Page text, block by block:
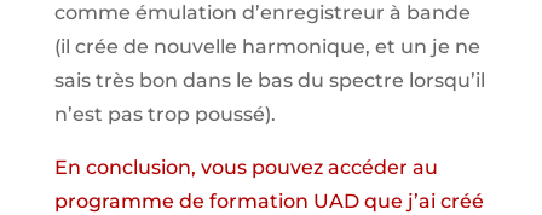
comme émulation d’enregistreur à bande
(il crée de nouvelle harmonique, et un je ne
sais très bon dans le bas du spectre lorsqu’il
n’est pas trop poussé).
En conclusion, vous pouvez accéder au
programme de formation UAD que j’ai créé